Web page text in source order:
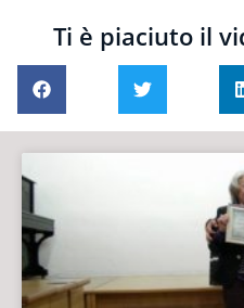
Ti è piaciuto il